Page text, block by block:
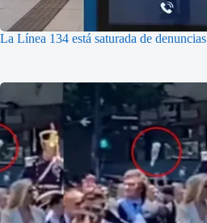
La Línea 134 está saturada de denuncias